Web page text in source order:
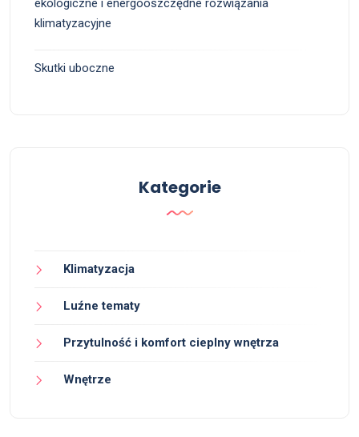
ekologiczne i energooszczędne rozwiązania
klimatyzacyjne
Skutki uboczne
Kategorie
Klimatyzacja
Luźne tematy
Przytulność i komfort cieplny wnętrza
Wnętrze